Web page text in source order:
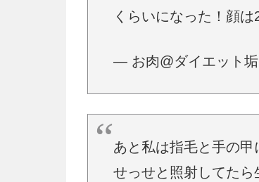
くらいになった！顔
— お肉@ダイエット
あと私は指毛と手の
せっせと照射してた